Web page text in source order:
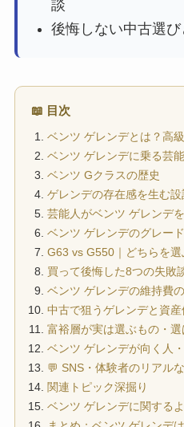
談
後悔しない中古選
📖 目次
ベンツ ゲレンデとは？高
ベンツ ゲレンデに乗る芸
ベンツ Gクラスの歴史
ゲレンデの存在感を生む設
芸能人がベンツ ゲレンデ
ベンツ ゲレンデのグレー
G63 vs G550｜どちらを選
買って後悔した8つの失敗
ベンツ ゲレンデの維持費
中古で狙うゲレンデと資産
富裕層が実は選ぶもの・
ベンツ ゲレンデが向く人
💬 SNS・体験者のリアル
関連トピック深掘り
ベンツ ゲレンデに関する